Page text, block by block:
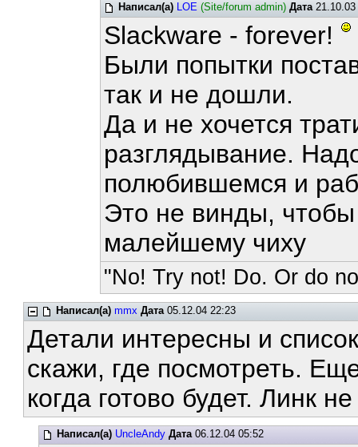
Написал(а) LOE (Site/forum admin) Дата21.10.03
Slackware - forever!
Были попытки
так и не дошли.
Да и не хочется
разглядывание.
полюбившемся и
Это не винды, чтобы
малейшему чиху
"No! Try not! Do. Or do
Написал(а) mmx Дата05.12.04 22:23
Детали интересны и
скажи, где посмотреть.
когда готово будет. Линк
Написал(а) UncleAndy Дата06.12.04 05:52